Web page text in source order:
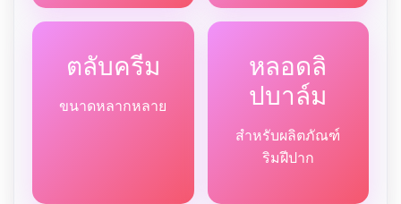
ตลับครีม
ขนาดหลากหลาย
หลอดลิ
ปบาล์ม
สำหรับผลิตภัณฑ์
ริมฝีปาก